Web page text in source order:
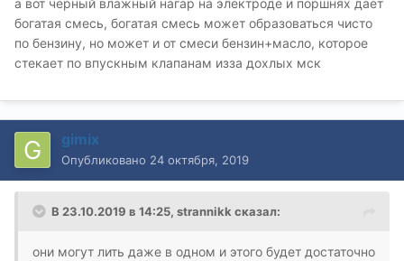
а вот черный влажный нагар на электроде и поршнях дает
богатая смесь, богатая смесь может образоваться чисто
по бензину, но может и от смеси бензин+масло, которое
стекает по впускным клапанам изза дохлых мск
gimix
Опубликовано 24 октября, 2019
В 23.10.2019 в 14:25, strannikk сказал:
они могут лить даже в одном и этого будет достаточно